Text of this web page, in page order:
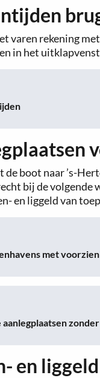
varen rekening
in het
de boot naar ’s-
bij de volgende
en liggeld van
met
en liggeld